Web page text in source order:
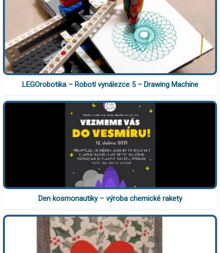
LEGOrobotika – Robotí vynálezce 5 – Drawing Machine
Den kosmonautiky – výroba chemické rakety